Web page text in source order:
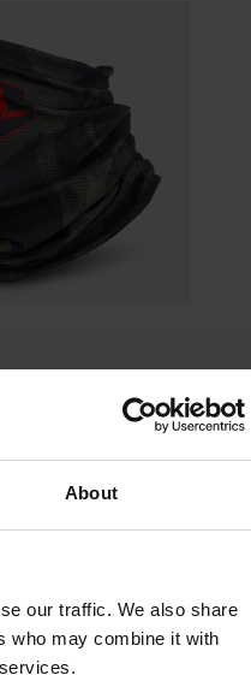
About
our traffic. We also share
who may combine it with